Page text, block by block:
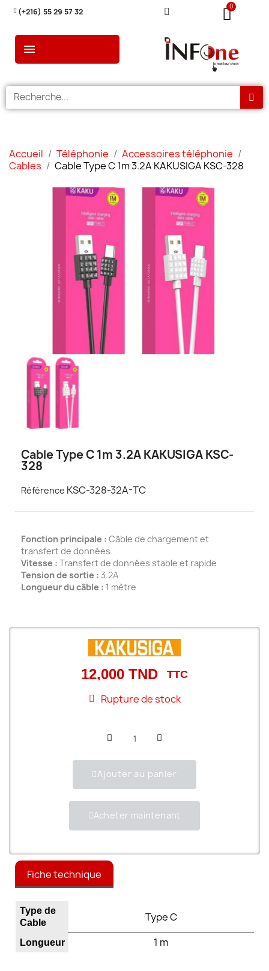
(+216) 55 29 57 32
Accueil Téléphonie
Accessoires téléphonie
Cables
Cable Type C 1m 3.2A KAKUSIGA KSC-328
Cable Type C 1m 3.2A KAKUSIGA KSC-
328
Référence KSC-328-32A-TC
Fonction principale : Câble de chargement et
transfert de données
Vitesse : Transfert de données stable et rapide
Tension de sortie : 3.2A
Longueur du câble : 1 mètre
12,000 TND TTC
Rupture de stock
Ajouter au panier
Acheter maintenant
Fiche technique
Type de
Cable
Type C
Longueur 1 m